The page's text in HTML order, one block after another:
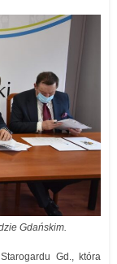
Gdańskim.
Gd., która